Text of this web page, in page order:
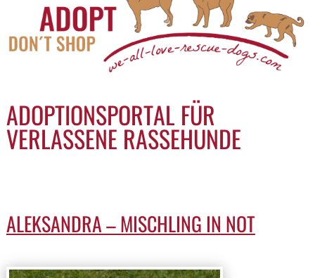
ADOPTIONSPORTAL FÜR
VERLASSENE RASSEHUNDE
ALEKSANDRA – MISCHLING IN NOT